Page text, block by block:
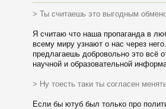
> Ты считаешь это выгодным
Я считаю что наша пропаганда в
всему миру узнают о нас через
предлагаешь добровольно это всё
научной и образовательной
> Ну тоесть таки ты согласен
Если бы ютуб был только про